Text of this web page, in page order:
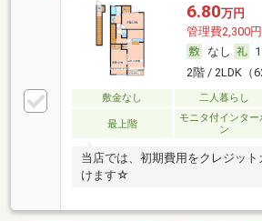
6.80万円
管理費2,300円
なし
2階 / 2LDK（
敷金なし 二人暮らし
最上階
モニタ付インター
ン
当店では、初期費用をクレジッ
けます☆